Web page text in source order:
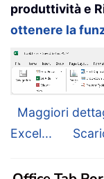
produttività e
ottenere la
Maggiori
Excel...